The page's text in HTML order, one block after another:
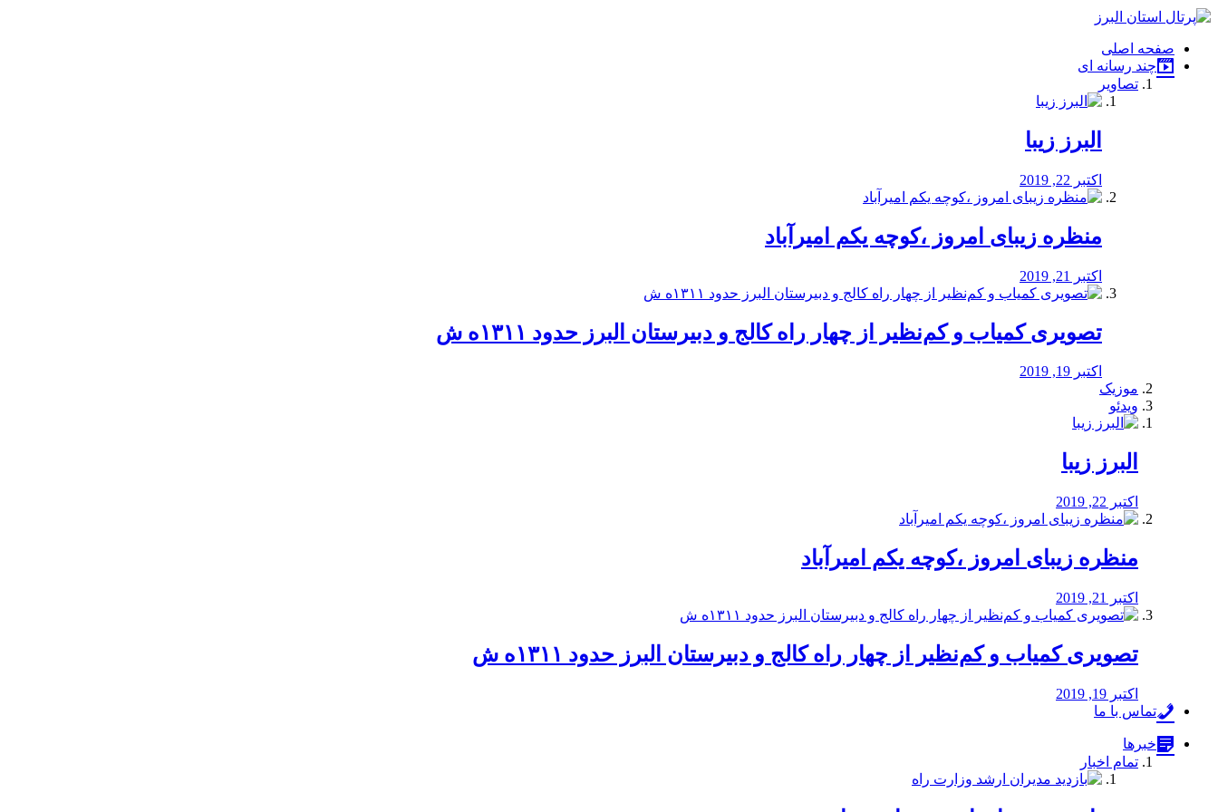
فصد
شرق
تهران
خشکشویی
صفحه اصلی
چند رسانه ای
تصاویر
البرز زیبا
اکتبر 22, 2019
منظره‌‌ زیبای امروز ،کوچه یکم امیرآباد
اکتبر 21, 2019
️تصویری کمیاب و کم‌نظیر از چهار راه كالج و دبيرستان البرز حدود ۱۳۱۱ه ش
اکتبر 19, 2019
موزیک
ویدئو
البرز زیبا
اکتبر 22, 2019
منظره‌‌ زیبای امروز ،کوچه یکم امیرآباد
اکتبر 21, 2019
️تصویری کمیاب و کم‌نظیر از چهار راه كالج و دبيرستان البرز حدود ۱۳۱۱ه ش
اکتبر 19, 2019
تماس با ما
خبرها
تمام اخبار